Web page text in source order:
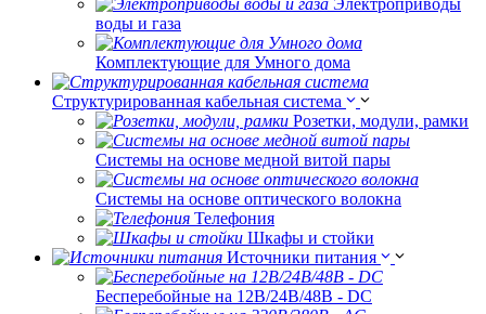
Электроприводы
воды и газа
Комплектующие для Умного дома
Структурированная кабельная система
Розетки, модули, рамки
Системы на основе медной витой пары
Системы на основе оптического волокна
Телефония
Шкафы и стойки
Источники питания
Бесперебойные на 12В/24В/48В - DC